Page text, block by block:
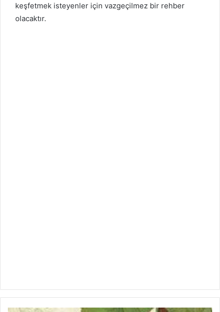
keşfetmek isteyenler için vazgeçilmez bir rehber
olacaktır.